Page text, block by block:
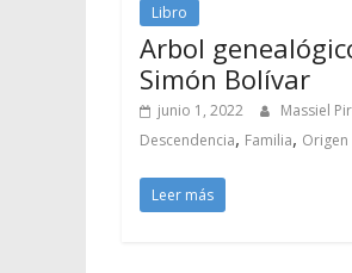
Libro
Arbol
Simón Bolívar
junio 1, 2022 Massiel
Descendencia, Familia, Origen
Leer más